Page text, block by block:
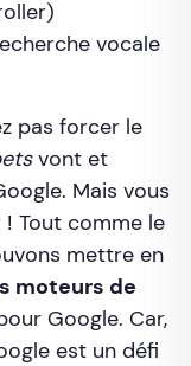
vocale
pas forcer le
vont et
Mais vous
! Tout comme le
mettre en
moteurs de
Google. Car,
est un défi